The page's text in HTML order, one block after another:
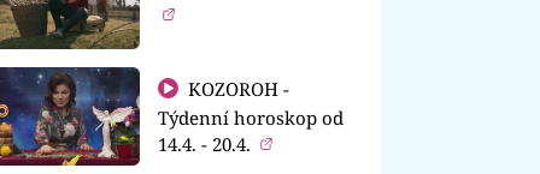
KOZOROH -
Týdenní horoskop od
14.4. - 20.4.